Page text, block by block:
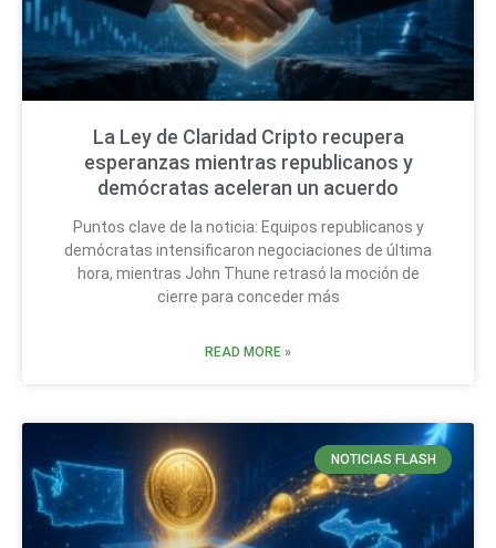
La Ley de Claridad Cripto recupera
esperanzas mientras republicanos y
demócratas aceleran un acuerdo
Puntos clave de la noticia: Equipos republicanos y
demócratas intensificaron negociaciones de última
hora, mientras John Thune retrasó la moción de
cierre para conceder más
READ MORE »
NOTICIAS FLASH